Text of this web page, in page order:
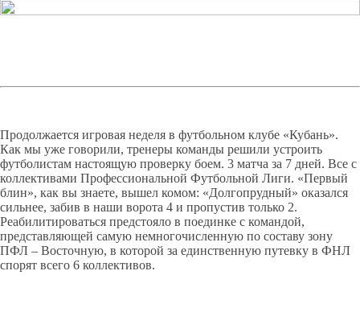
Продолжается игровая неделя в футбольном клубе «Кубань».
Как мы уже говорили, тренеры команды решили устроить
футболистам настоящую проверку боем. 3 матча за 7 дней. Все с
коллективами Профессиональной Футбольной Лиги. «Первый
блин», как вы знаете, вышел комом: «Долгопрудный» оказался
сильнее, забив в наши ворота 4 и пропустив только 2.
Реабилитироваться предстояло в поединке с командой,
представляющей самую немногочисленную по составу зону
ПФЛ – Восточную, в которой за единственную путевку в ФНЛ
спорят всего 6 коллективов.